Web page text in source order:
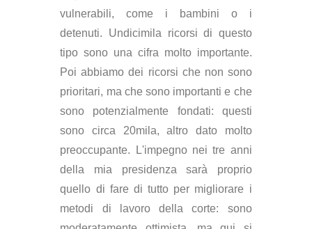
vulnerabili, come i bambini o i
detenuti. Undicimila ricorsi di questo
tipo sono una cifra molto importante.
Poi abbiamo dei ricorsi che non sono
prioritari, ma che sono importanti e che
sono potenzialmente fondati: questi
sono circa 20mila, altro dato molto
preoccupante. L'impegno nei tre anni
della mia presidenza sarà proprio
quello di fare di tutto per migliorare i
metodi di lavoro della corte: sono